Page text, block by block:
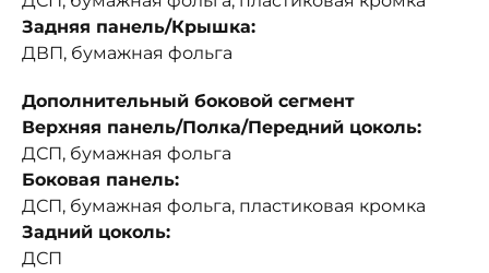
Задняя панель/Крышка:
ДВП, бумажная фольга
Дополнительный боковой сегмент
Верхняя панель/Полка/Передний цоколь:
ДСП, бумажная фольга
Боковая панель:
ДСП, бумажная фольга, пластиковая кромка
Задний цоколь:
ДСП